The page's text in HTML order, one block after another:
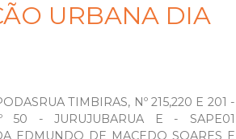
URBANA DIA
TIMBIRAS, Nº 215,220 E 201 -
50 - JURUJUBARUA E - SAPE01
EDMUNDO DE MACEDO SOARES E